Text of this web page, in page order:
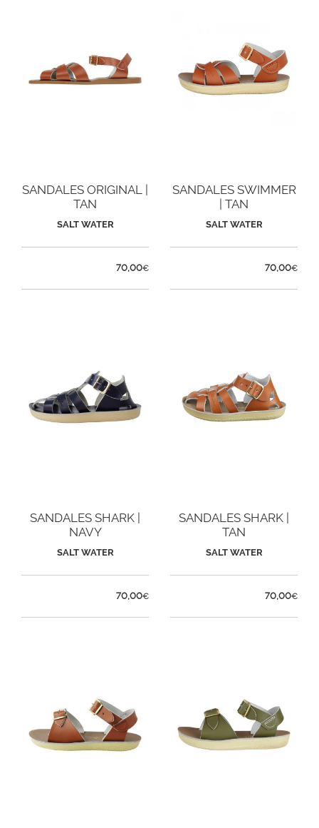
SANDALES ORIGINAL |
TAN
SALT WATER
70,00€
SANDALES SWIMMER
| TAN
SALT WATER
70,00€
SANDALES SHARK |
NAVY
SALT WATER
70,00€
SANDALES SHARK |
TAN
SALT WATER
70,00€